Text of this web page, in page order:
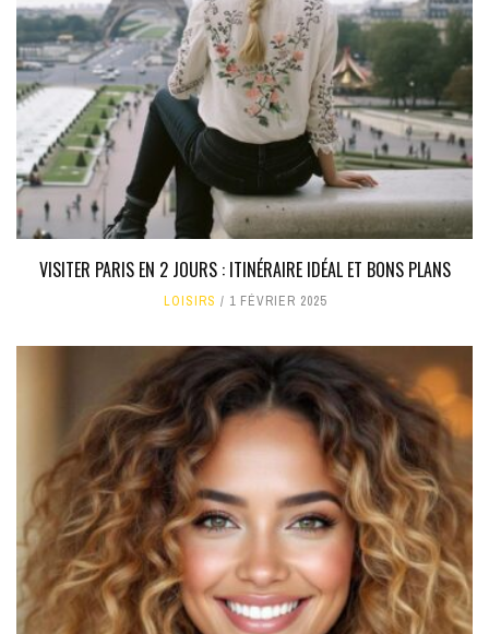
VISITER PARIS EN 2 JOURS : ITINÉRAIRE IDÉAL ET BONS PLANS
LOISIRS 1 FÉVRIER 2025